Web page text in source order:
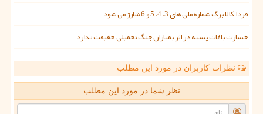
فردا کالا برگ شماره ملی های 3، 4، 5 و 6 شارژ می شود
خسارت باغات پسته در اثر بمباران جنگ تحمیلی حقیقت ندارد
نظرات کاربران در مورد این مطلب
نظر شما در مورد این مطلب